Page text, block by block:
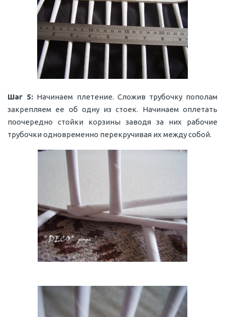
Шаг 5: Начинаем плетение. Сложив трубочку пополам
закрепляем ее об одну из стоек. Начинаем оплетать
поочередно стойки корзины заводя за них рабочие
трубочки одновременно перекручивая их между собой.